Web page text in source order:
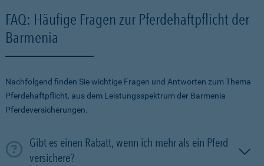
FAQ: Häufige Fragen zur Pferdehaftpflicht der
Barmenia
Nachfolgend finden Sie wichtige Fragen und Antworten zum Thema
Pferdehaftpflicht, aus dem Leistungsspektrum der Barmenia
Pferdeversicherungen.
Gibt es einen Rabatt, wenn ich mehr als ein Pferd
versichere?